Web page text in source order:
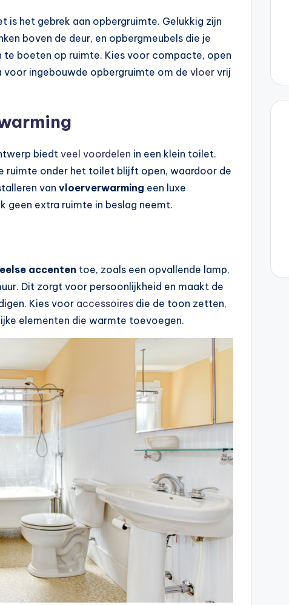
is het gebrek aan opbergruimte. Gelukkig zijn
boven de deur, en opbergmeubels die je
boeten op ruimte. Kies voor compacte, open
ingebouwde opbergruimte om de vloer vrij
biedt veel voordelen in een klein toilet.
ruimte onder het toilet blijft open, waardoor de
van vloerverwarming een luxe
extra ruimte in beslag neemt.
accenten toe, zoals een opvallende lamp,
Dit zorgt voor persoonlijkheid en maakt de
Kies voor accessoires die de toon zetten,
elementen die warmte toevoegen.